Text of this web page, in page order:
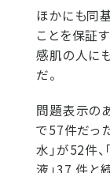
ほかにも同
ことを保証
感肌の人に
だ。
問題表示の
で57件だっ
水」が52件、